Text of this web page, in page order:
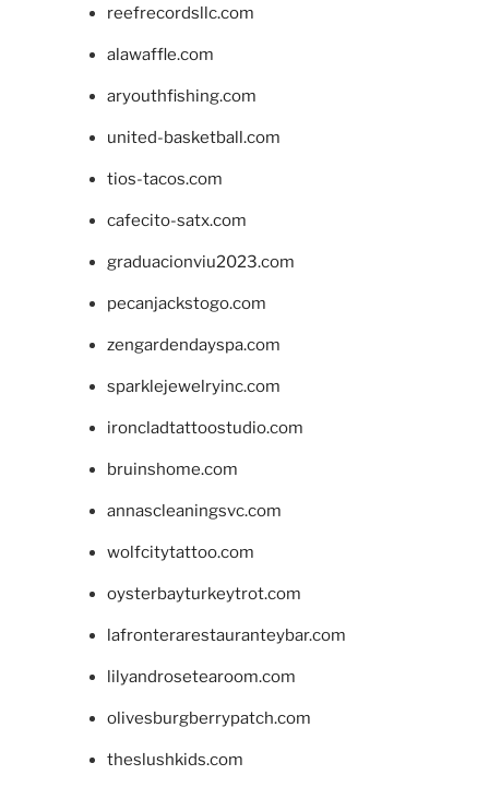
reefrecordsllc.com
alawaffle.com
aryouthfishing.com
united-basketball.com
tios-tacos.com
cafecito-satx.com
graduacionviu2023.com
pecanjackstogo.com
zengardendayspa.com
sparklejewelryinc.com
ironcladtattoostudio.com
bruinshome.com
annascleaningsvc.com
wolfcitytattoo.com
oysterbayturkeytrot.com
lafronterarestauranteybar.com
lilyandrosetearoom.com
olivesburgberrypatch.com
theslushkids.com